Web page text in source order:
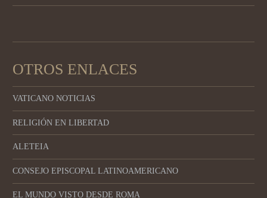
OTROS ENLACES
VATICANO NOTICIAS
RELIGIÓN EN LIBERTAD
ALETEIA
CONSEJO EPISCOPAL LATINOAMERICANO
EL MUNDO VISTO DESDE ROMA